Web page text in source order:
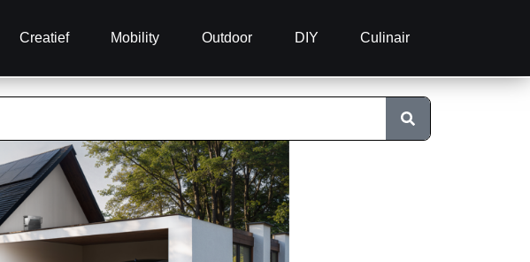
Creatief Mobility Outdoor DIY Culinair